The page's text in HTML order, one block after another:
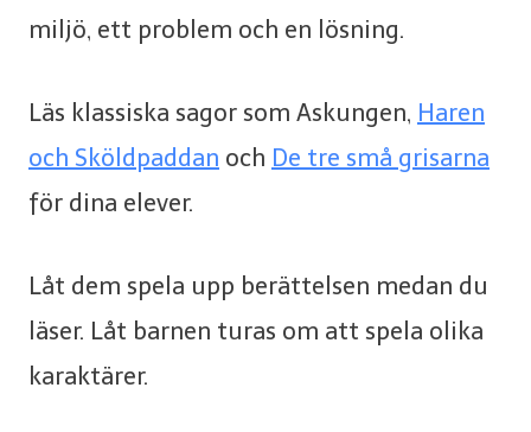
miljö, ett problem och en lösning.
Läs klassiska sagor som Askungen, Haren
och Sköldpaddan och De tre små grisarna
för dina elever.
Låt dem spela upp berättelsen medan du
läser. Låt barnen turas om att spela olika
karaktärer.